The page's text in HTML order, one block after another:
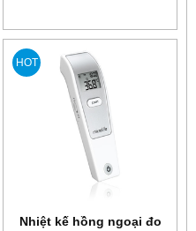
HOT
Nhiệt kế hồng ngoại đo